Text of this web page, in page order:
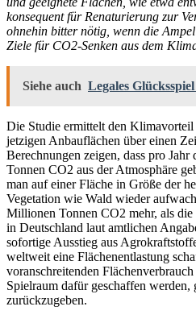
konsequent für Renaturierung zur
ohnehin bitter nötig, wenn die
Ziele für CO2-Senken aus dem
Siehe auch Legales
Die Studie ermittelt den
jetzigen Anbauflächen über einen
Berechnungen zeigen, dass pro
Tonnen CO2 aus der Atmosphäre
man auf einer Fläche in Größe der
Vegetation wie Wald wieder
Millionen Tonnen CO2 mehr, als
in Deutschland laut amtlichen
sofortige Ausstieg aus
weltweit eine Flächenentlastung
voranschreitenden
Spielraum dafür geschaffen werden,
zurückzugeben.